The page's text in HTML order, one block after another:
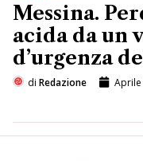
Messina.
acida da un
d’urgenza
di Redazione Aprile